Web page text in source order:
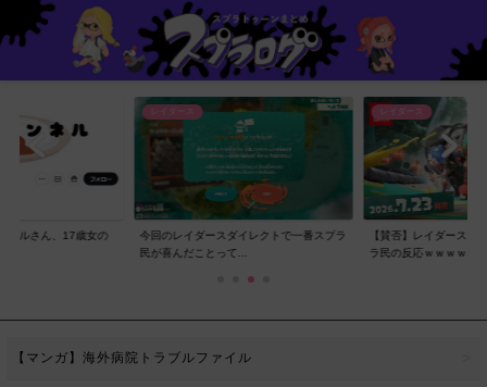
ネルさん、17歳女の
レイダース
今回のレイダースダイレクトで一番スプラ
民が喜んだことって...
レイダース
【賛否】レイダースダ
ラ民の反応ｗｗｗｗ...
【マンガ】海外病院トラブルファイル